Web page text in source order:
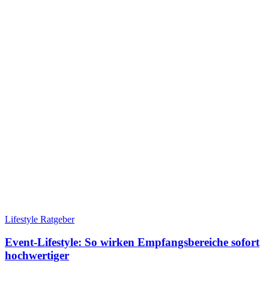
Lifestyle Ratgeber
Event-Lifestyle: So wirken Empfangsbereiche sofort
hochwertiger